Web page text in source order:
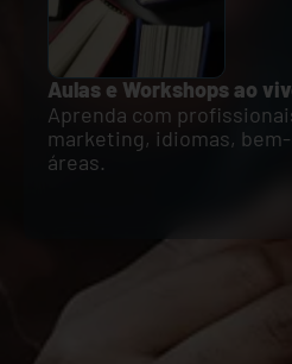
Aulas e Workshops ao
Aprenda com
marketing, idiomas,
áreas.